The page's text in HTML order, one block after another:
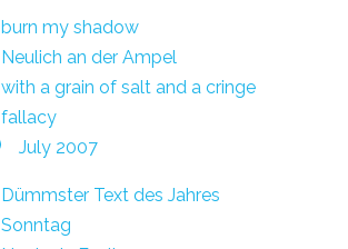
burn my shadow
Neulich an der Ampel
with a grain of salt and a cringe
fallacy
July 2007
Dümmster Text des Jahres
Sonntag